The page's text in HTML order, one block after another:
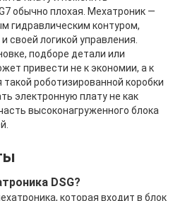
обычно плохая. Мехатроник —
гидравлическим контуром,
своей логикой управления.
подборе детали или
привести не к экономии, а к
роботизированной коробки
электронную плату не как
высоконагруженного блока
DSG?
которая входит в блок